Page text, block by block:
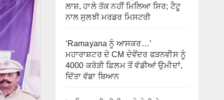
ਲਾਸ਼, ਹਾਲੇ ਤੱਕ ਨਹੀਂ ਮਿਲਿਆ ਸਿਰ; ਟੈਟੂ
ਨਾਲ ਸੁਲਝੀ ਮਰਡਰ ਮਿਸਟਰੀ
‘Ramayana ਨੂੰ ਆਸਕਰ…’
ਮਹਾਰਾਸ਼ਟਰ ਦੇ CM ਦੇਵੇਂਦਰ ਫੜਨਵੀਸ ਨੂੰ
4000 ਕਰੋੜੀ ਫ਼ਿਲਮ ਤੋਂ ਵੱਡੀਆਂ ਉਮੀਦਾਂ,
ਦਿੱਤਾ ਵੱਡਾ ਬਿਆਨ